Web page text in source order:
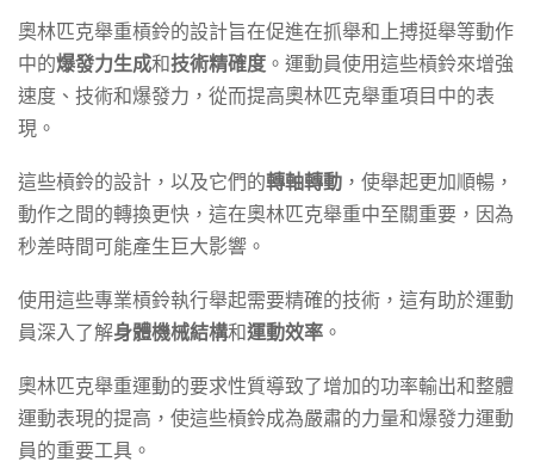
奧林匹克舉重槓鈴的設計旨在促進在抓舉和上搏挺舉等動作
中的爆發力生成和技術精確度 。運動員使用這些槓鈴來增強
速度、技術和爆發力，從而提高奧林匹克舉重項目中的表
現。
這些槓鈴的設計，以及它們的轉軸轉動 ，使舉起更加順暢，
動作之間的轉換更快，這在奧林匹克舉重中至關重要，因為
秒差時間可能產生巨大影響。
使用這些專業槓鈴執行舉起需要精確的技術，這有助於運動
員深入了解身體機械結構和運動效率 。
奧林匹克舉重運動的要求性質導致了增加的功率輸出和整體
運動表現的提高，使這些槓鈴成為嚴肅的力量和爆發力運動
員的重要工具。